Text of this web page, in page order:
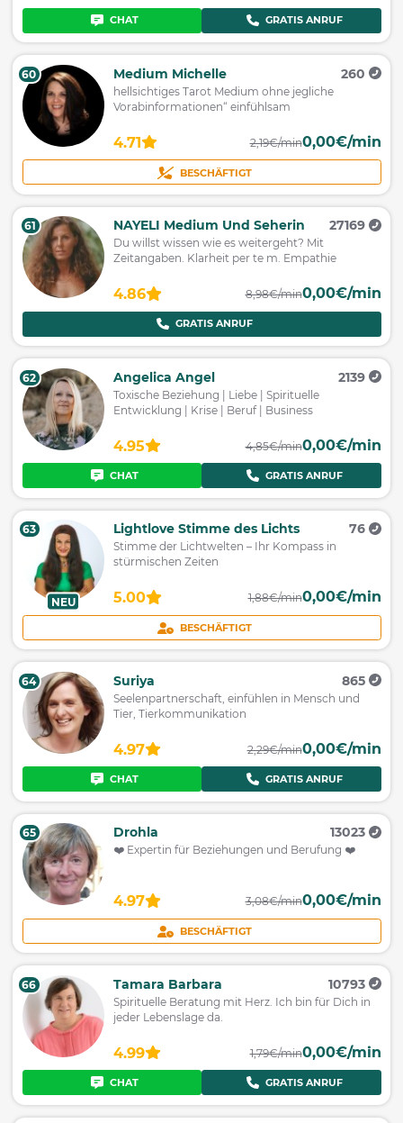
CHAT GRATIS ANRUF
60 Medium Michelle 260
hellsichtiges Tarot Medium ohne jegliche
Vorabinformationen“ einfühlsam
4.71 2,19€/min0,00€/min
BESCHÄFTIGT
61 NAYELI Medium Und Seherin 27169
Du willst wissen wie es weitergeht? Mit
Zeitangaben. Klarheit per te m. Empathie
4.86 8,98€/min0,00€/min
GRATIS ANRUF
62 Angelica Angel 2139
Toxische Beziehung | Liebe | Spirituelle
Entwicklung | Krise | Beruf | Business
4.95 4,85€/min0,00€/min
CHAT GRATIS ANRUF
NEU
63 Lightlove Stimme des Lichts 76
Stimme der Lichtwelten – Ihr Kompass in
stürmischen Zeiten
5.00 1,88€/min0,00€/min
BESCHÄFTIGT
64 Suriya 865
Seelenpartnerschaft, einfühlen in Mensch und
Tier, Tierkommunikation
4.97 2,29€/min0,00€/min
CHAT GRATIS ANRUF
65 Drohla 13023
❤️ Expertin für Beziehungen und Berufung ❤️
4.97 3,08€/min0,00€/min
BESCHÄFTIGT
66 Tamara Barbara 10793
Spirituelle Beratung mit Herz. Ich bin für Dich in
jeder Lebenslage da.
4.99 1,79€/min0,00€/min
CHAT GRATIS ANRUF